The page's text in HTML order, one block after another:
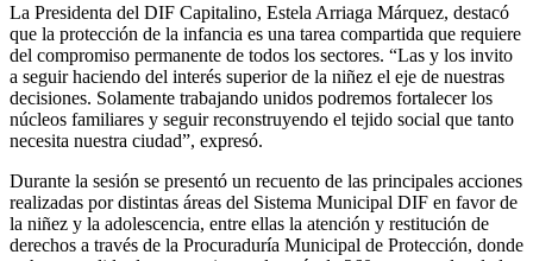
La Presidenta del DIF Capitalino, Estela Arriaga Márquez, destacó
que la protección de la infancia es una tarea compartida que requiere
del compromiso permanente de todos los sectores. “Las y los invito
a seguir haciendo del interés superior de la niñez el eje de nuestras
decisiones. Solamente trabajando unidos podremos fortalecer los
núcleos familiares y seguir reconstruyendo el tejido social que tanto
necesita nuestra ciudad”, expresó.
Durante la sesión se presentó un recuento de las principales acciones
realizadas por distintas áreas del Sistema Municipal DIF en favor de
la niñez y la adolescencia, entre ellas la atención y restitución de
derechos a través de la Procuraduría Municipal de Protección, donde